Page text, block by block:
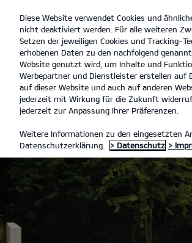
open
menu
Diese Website verwendet Cookies und
nicht deaktiviert werden. Für alle weiteren
Setzen der jeweiligen Cookies und Tracking-
erhobenen Daten zu den nachfolgend
Website genutzt wird, um Inhalte und
Werbepartner und Dienstleister erstellen auf
auf dieser Website und auch auf anderen
jederzeit mit Wirkung für die Zukunft
jederzeit zur Anpassung Ihrer Präferenzen.
Weitere Informationen zu den eingesetzten
Datenschutzerklärung.
> Datenschutz >